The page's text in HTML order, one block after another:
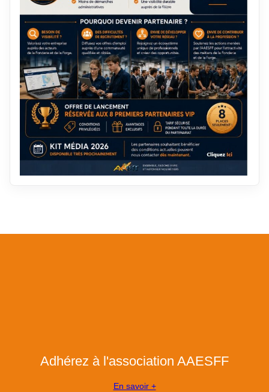
Adhérez à l'association AAESFF
En savoir +